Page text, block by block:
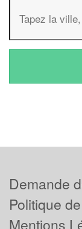
Demande
Politique
Mentions